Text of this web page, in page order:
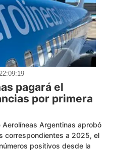
pagará el
por primera
Argentinas aprobó
correspondientes a 2025, el
positivos desde la